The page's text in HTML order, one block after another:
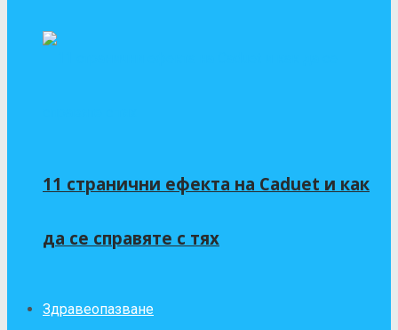
11 странични ефекта на Caduet и как
да се справяте с тях
Здравеопазване